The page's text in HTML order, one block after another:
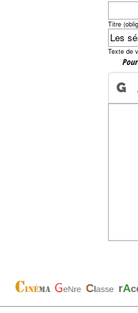
Titre
Texte de